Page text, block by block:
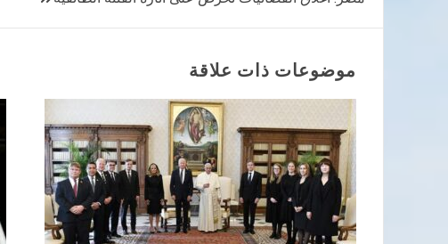
المقالات
موضوعات ذات علاقة